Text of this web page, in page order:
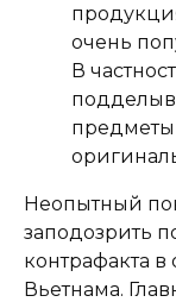
очень
В
Неопытный
заподозрить
контрафакта
Вьетнама.